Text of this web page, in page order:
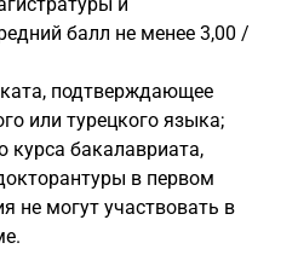
балл не менее 3,00 /
подтверждающее
или турецкого языка;
курса бакалавриата,
в первом
не могут участвовать в